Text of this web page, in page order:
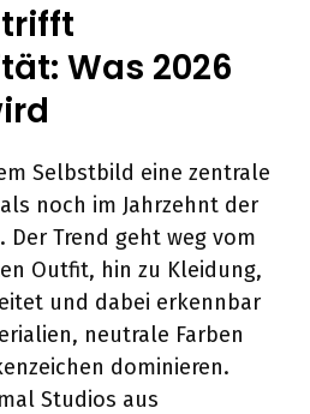
Was 2026
Selbstbild eine zentrale
noch im Jahrzehnt der
Trend geht weg vom
Outfit, hin zu Kleidung,
und dabei erkennbar
neutrale Farben
dominieren.
Studios aus